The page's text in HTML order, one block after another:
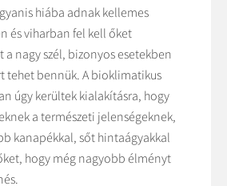
hiába adnak kellemes
és viharban fel kell őket
nagy szél, bizonyos esetekben
tehet bennük. A bioklimatikus
úgy kerültek kialakításra, hogy
a természeti jelenségeknek,
kanapékkal, sőt hintaágyakkal
hogy még nagyobb élményt